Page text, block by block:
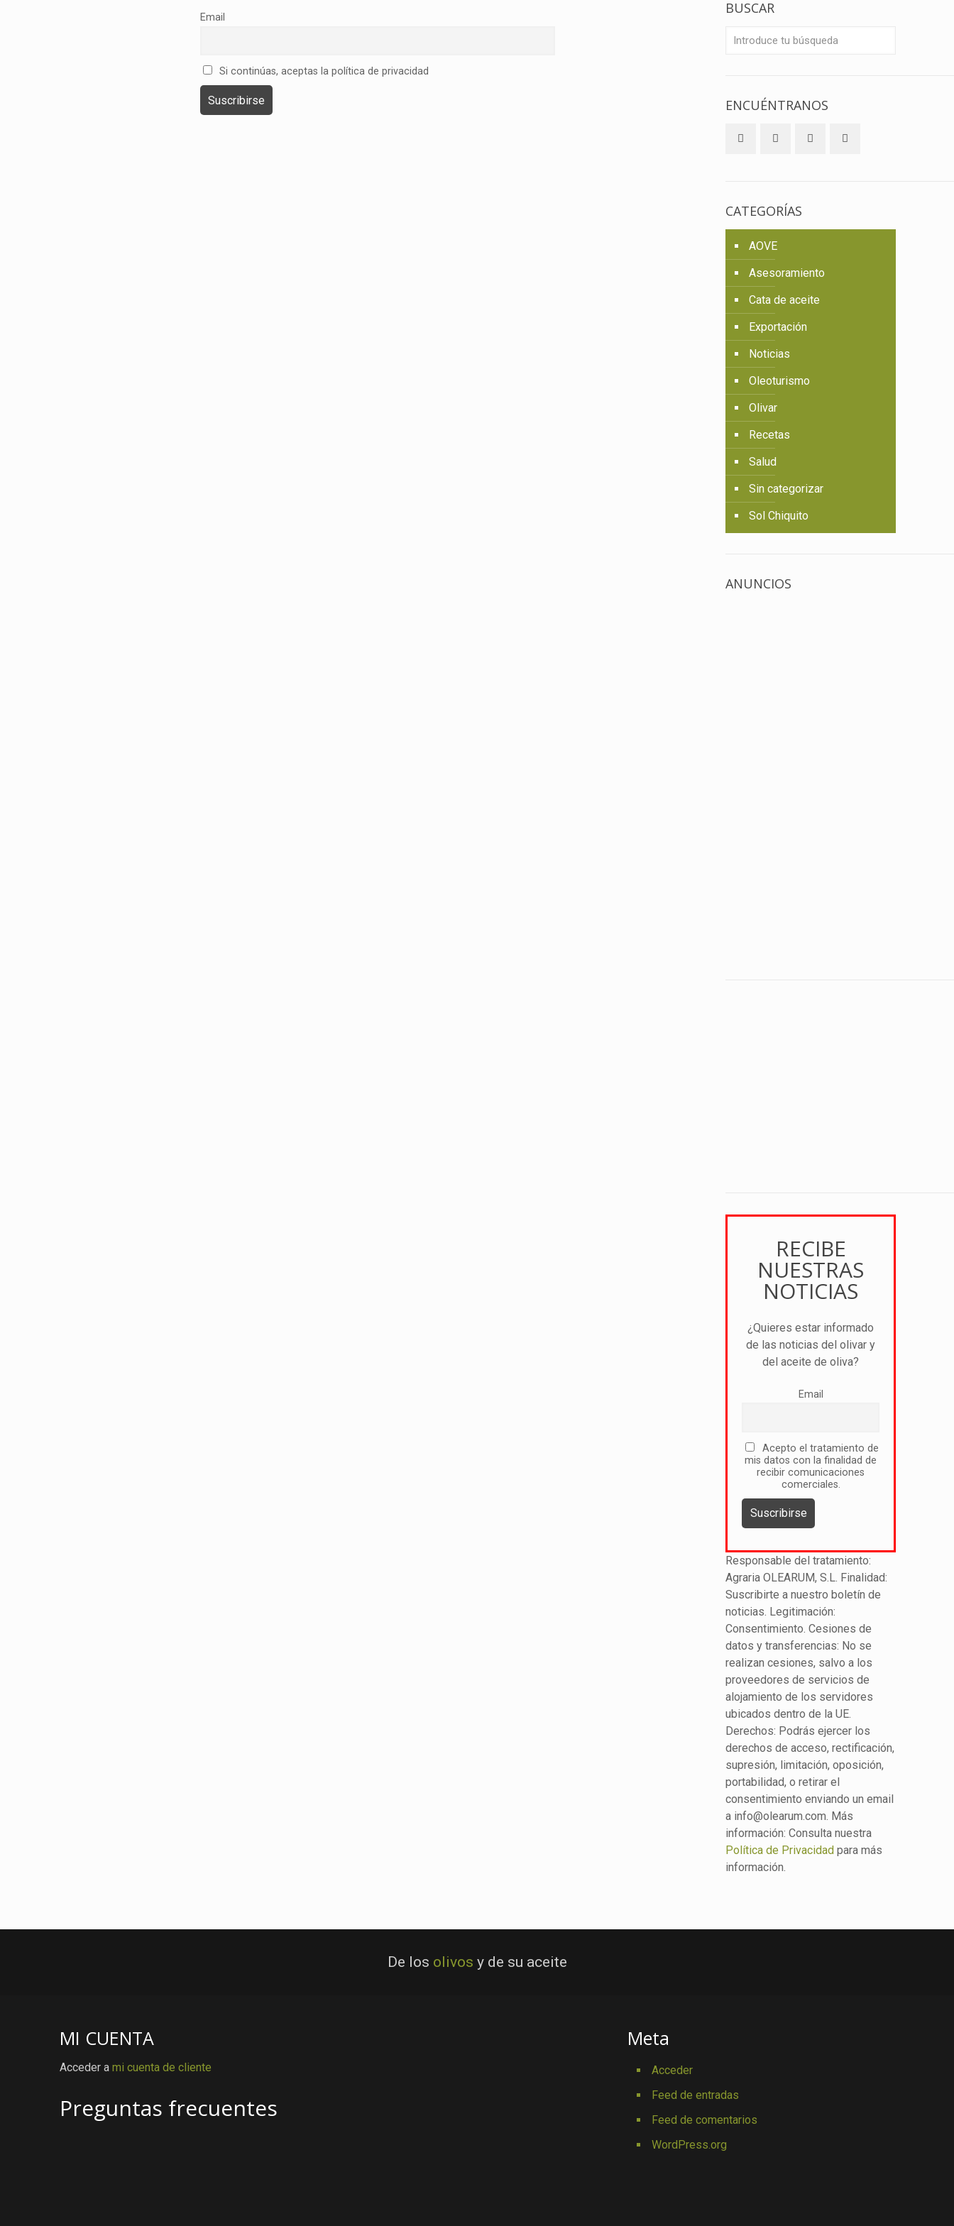
Email
Si continúas, aceptas la política de privacidad
BUSCAR
ENCUÉNTRANOS
CATEGORÍAS
AOVE
Asesoramiento
Cata de aceite
Exportación
Noticias
Oleoturismo
Olivar
Recetas
Salud
Sin categorizar
Sol Chiquito
ANUNCIOS
RECIBE
NUESTRAS
NOTICIAS
¿Quieres estar informado
de las noticias del olivar y
del aceite de oliva?
Email
Acepto el tratamiento de
mis datos con la finalidad de
recibir comunicaciones
comerciales.
Responsable del tratamiento:
Agraria OLEARUM, S.L. Finalidad:
Suscribirte a nuestro boletín de
noticias. Legitimación:
Consentimiento. Cesiones de
datos y transferencias: No se
realizan cesiones, salvo a los
proveedores de servicios de
alojamiento de los servidores
ubicados dentro de la UE.
Derechos: Podrás ejercer los
derechos de acceso, rectificación,
supresión, limitación, oposición,
portabilidad, o retirar el
consentimiento enviando un email
a info@olearum.com. Más
información: Consulta nuestra
Política de Privacidad para más
información.
De los olivos y de su aceite
MI CUENTA
Acceder a mi cuenta de cliente
Preguntas frecuentes
Meta
Acceder
Feed de entradas
Feed de comentarios
WordPress.org